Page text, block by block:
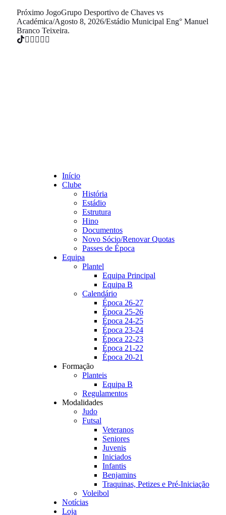
Próximo JogoGrupo Desportivo de Chaves vs
Académica/Agosto 8, 2026/Estádio Municipal Eng° Manuel
Branco Teixeira.
Início
Clube
História
Estádio
Estrutura
Hino
Documentos
Novo Sócio/Renovar Quotas
Passes de Época
Equipa
Plantel
Equipa Principal
Equipa B
Calendário
Época 26-27
Época 25-26
Época 24-25
Época 23-24
Época 22-23
Época 21-22
Época 20-21
Formação
Planteis
Equipa B
Regulamentos
Modalidades
Judo
Futsal
Veteranos
Seniores
Juvenis
Iniciados
Infantis
Benjamins
Traquinas, Petizes e Pré-Iniciação
Voleibol
Notícias
Loja